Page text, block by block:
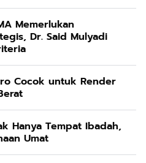
Memerlukan
Dr. Said Mulyadi
Cocok untuk Render
Hanya Tempat Ibadah,
Umat